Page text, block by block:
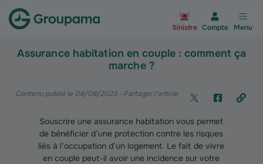
Sinistre Compte Menu
Assurance habitation en couple : comment ça
marche ?
Contenu publié le 04/08/2023- Partager l'article
Souscrire une assurance habitation vous permet
de bénéficier d’une protection contre les risques
liés à l’occupation d’un logement. Le fait de vivre
en couple peut-il avoir une incidence sur votre